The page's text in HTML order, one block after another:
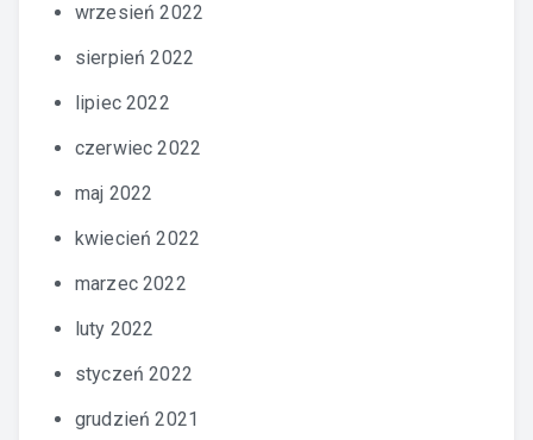
wrzesień 2022
sierpień 2022
lipiec 2022
czerwiec 2022
maj 2022
kwiecień 2022
marzec 2022
luty 2022
styczeń 2022
grudzień 2021